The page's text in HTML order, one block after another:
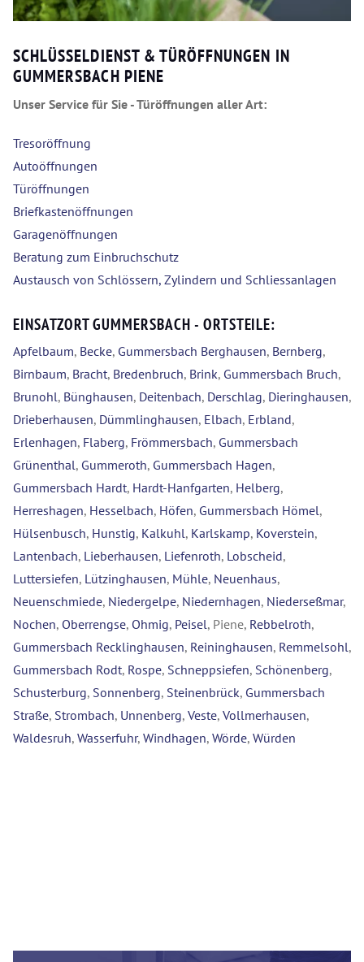
SCHLÜSSELDIENST & TÜRÖFFNUNGEN IN
GUMMERSBACH PIENE
Unser Service für Sie - Türöffnungen aller Art:
Tresoröffnung
Autoöffnungen
Türöffnungen
Briefkastenöffnungen
Garagenöffnungen
Beratung zum Einbruchschutz
Austausch von Schlössern, Zylindern und Schliessanlagen
EINSATZORT GUMMERSBACH - ORTSTEILE:
Apfelbaum, Becke, Gummersbach Berghausen, Bernberg,
Birnbaum, Bracht, Bredenbruch, Brink, Gummersbach Bruch,
Brunohl, Bünghausen, Deitenbach, Derschlag, Dieringhausen,
Drieberhausen, Dümmlinghausen, Elbach, Erbland,
Erlenhagen, Flaberg, Frömmersbach, Gummersbach
Grünenthal, Gummeroth, Gummersbach Hagen,
Gummersbach Hardt, Hardt-Hanfgarten, Helberg,
Herreshagen, Hesselbach, Höfen, Gummersbach Hömel,
Hülsenbusch, Hunstig, Kalkuhl, Karlskamp, Koverstein,
Lantenbach, Lieberhausen, Liefenroth, Lobscheid,
Luttersiefen, Lützinghausen, Mühle, Neuenhaus,
Neuenschmiede, Niedergelpe, Niedernhagen, Niederseßmar,
Nochen, Oberrengse, Ohmig, Peisel, Piene, Rebbelroth,
Gummersbach Recklinghausen, Reininghausen, Remmelsohl,
Gummersbach Rodt, Rospe, Schneppsiefen, Schönenberg,
Schusterburg, Sonnenberg, Steinenbrück, Gummersbach
Straße, Strombach, Unnenberg, Veste, Vollmerhausen,
Waldesruh, Wasserfuhr, Windhagen, Wörde, Würden